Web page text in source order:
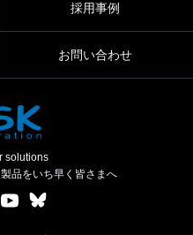
採用事例
お問い合わせ
solutions
品をいち早く皆さまへ